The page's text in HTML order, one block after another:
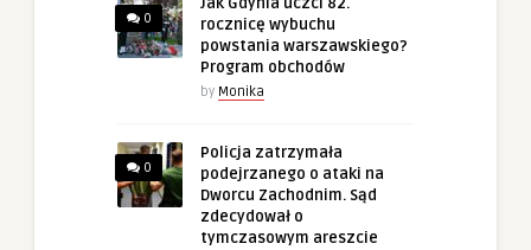
0
Jak Gdynia uczci 82.
rocznicę wybuchu
powstania warszawskiego?
Program obchodów
by Monika
0
Policja zatrzymała
podejrzanego o ataki na
Dworcu Zachodnim. Sąd
zdecydował o
tymczasowym areszcie